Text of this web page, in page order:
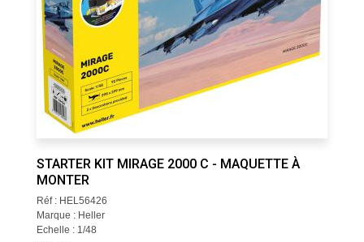
STARTER KIT MIRAGE 2000 C - MAQUETTE À
MONTER
Réf : HEL56426
Marque : Heller
Echelle : 1/48